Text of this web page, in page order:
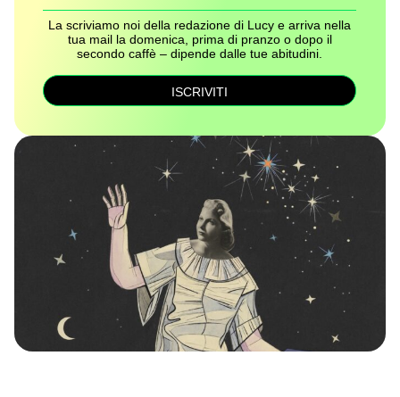
La scriviamo noi della redazione di Lucy e arriva nella
tua mail la domenica, prima di pranzo o dopo il
secondo caffè – dipende dalle tue abitudini.
ISCRIVITI